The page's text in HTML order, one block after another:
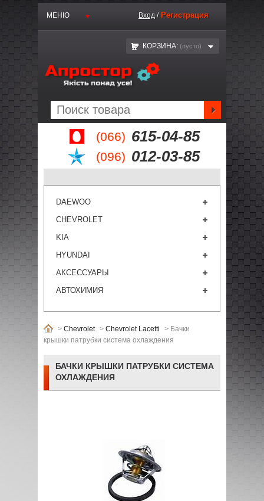
(066) 615-04-85
(096) 012-03-85
МЕНЮ Вход / Регистрация
КОРЗИНА: (пустo)
DAEWOO
CHEVROLET
KIA
HYUNDAI
АКСЕССУАРЫ
АВТОХИМИЯ
> Chevrolet > Chevrolet Lacetti > Бачки
крышки патрубки система охлаждения
БАЧКИ КРЫШКИ ПАТРУБКИ СИСТЕМА
ОХЛАЖДЕНИЯ